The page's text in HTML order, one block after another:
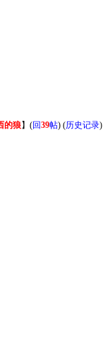
的狼】(回39帖) (历史记录)